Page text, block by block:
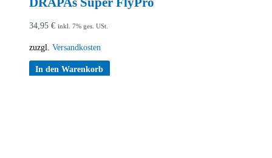
34,95 € inkl. 7% ges. USt.
zuzgl. Versandkosten
In den Warenkorb